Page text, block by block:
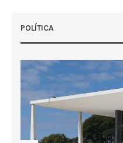
POLÍTICA